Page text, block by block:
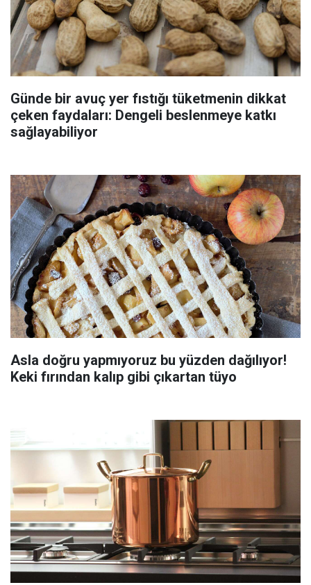
Günde bir avuç yer fıstığı tüketmenin dikkat
çeken faydaları: Dengeli beslenmeye katkı
sağlayabiliyor
Asla doğru yapmıyoruz bu yüzden dağılıyor!
Keki fırından kalıp gibi çıkartan tüyo